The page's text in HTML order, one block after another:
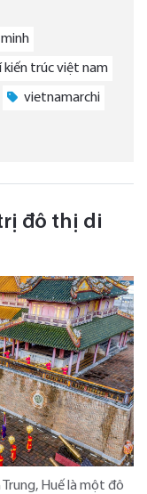
kiến trúc việt nam
vietnamarchi
đô thị di
Huế là một đô